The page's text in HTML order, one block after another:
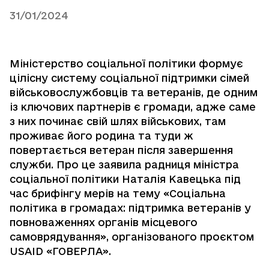
31/01/2024
Міністерство соціальної політики формує
цілісну систему соціальної підтримки сімей
військовослужбовців та ветеранів, де одним
із ключових партнерів є громади, адже саме
з них починає свій шлях військових, там
проживає його родина та туди ж
повертається ветеран після завершення
служби. Про це заявила радниця міністра
соціальної політики Наталія Кавецька під
час брифінгу мерів на тему «Соціальна
політика в громадах: підтримка ветеранів у
повноваженнях органів місцевого
самоврядування», організованого проєктом
USAID «ГОВЕРЛА».